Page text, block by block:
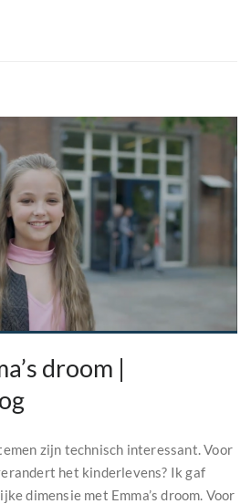
droom |
zijn technisch interessant. Voor
het kinderlevens? Ik gaf
dimensie met Emma’s droom. Voor